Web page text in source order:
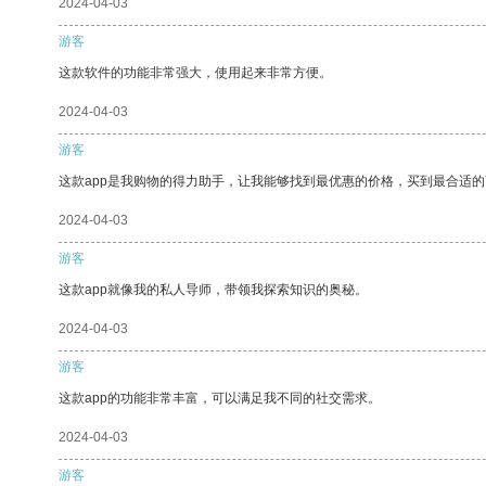
2024-04-03
游客
这款软件的功能非常强大，使用起来非常方便。
2024-04-03
游客
这款app是我购物的得力助手，让我能够找到最优惠的价格，买到最合适
2024-04-03
游客
这款app就像我的私人导师，带领我探索知识的奥秘。
2024-04-03
游客
这款app的功能非常丰富，可以满足我不同的社交需求。
2024-04-03
游客